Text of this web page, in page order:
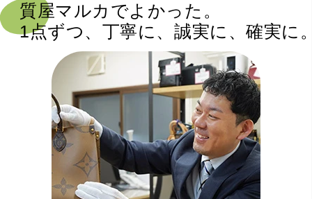
質屋マルカでよかった。
1点ずつ、丁寧に、誠実に、確実に